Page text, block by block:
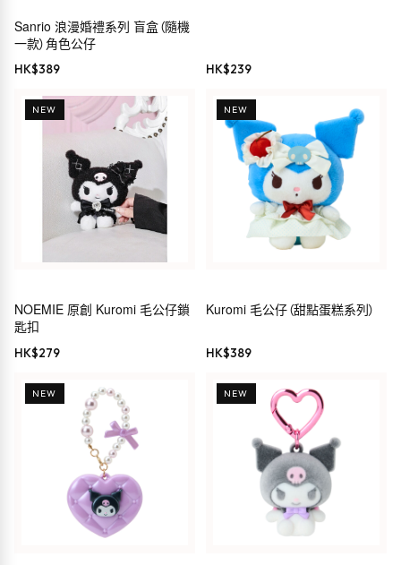
Sanrio 浪漫婚禮系列 盲盒（隨機
一款）角色公仔
HK$389 HK$239
NEW
NOEMIE 原創 Kuromi 毛公仔鎖
匙扣
HK$279
NEW
Kuromi 毛公仔（甜點蛋糕系列）
HK$389
NEW NEW